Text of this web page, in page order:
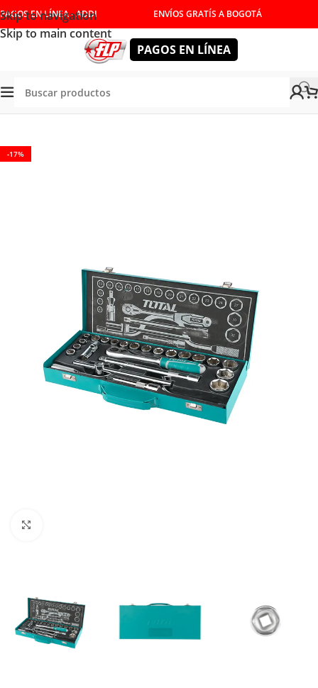
Skip to navigation
Skip to main content
PAGOS EN LÍNEA - ADDI ENVÍOS GRATÍS A BOGOTÁ
PAGOS EN LÍNEA
MANUALES/ JUEGOS DE COPAS
-17%